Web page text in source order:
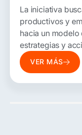
La iniciativa
productivos y
hacia un
estrategias y
diagnóstico
hojas de rutas,
VER MÁS